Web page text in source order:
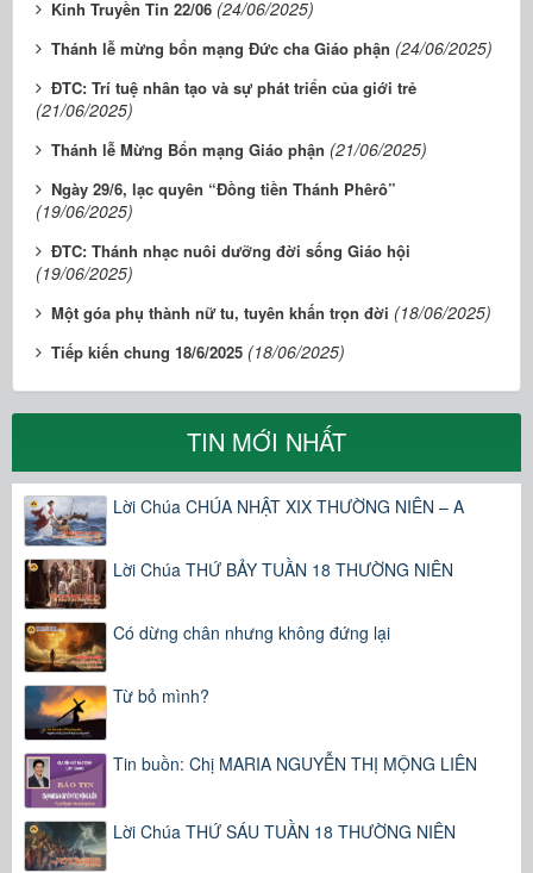
Kinh Truyền Tin 22/06 (24/06/2025)
Thánh lễ mừng bổn mạng Đức cha Giáo phận (24/06/2025)
ĐTC: Trí tuệ nhân tạo và sự phát triển của giới trẻ
(21/06/2025)
Thánh lễ Mừng Bổn mạng Giáo phận (21/06/2025)
Ngày 29/6, lạc quyên “Đồng tiền Thánh Phêrô”
(19/06/2025)
ĐTC: Thánh nhạc nuôi dưỡng đời sống Giáo hội
(19/06/2025)
Một góa phụ thành nữ tu, tuyên khấn trọn đời (18/06/2025)
Tiếp kiến chung 18/6/2025 (18/06/2025)
TIN MỚI NHẤT
Lời Chúa CHÚA NHẬT XIX THƯỜNG NIÊN – A
Lời Chúa THỨ BẢY TUẦN 18 THƯỜNG NIÊN
Có dừng chân nhưng không đứng lại
Từ bỏ mình?
Tin buồn: Chị MARIA NGUYỄN THỊ MỘNG LIÊN
Lời Chúa THỨ SÁU TUẦN 18 THƯỜNG NIÊN